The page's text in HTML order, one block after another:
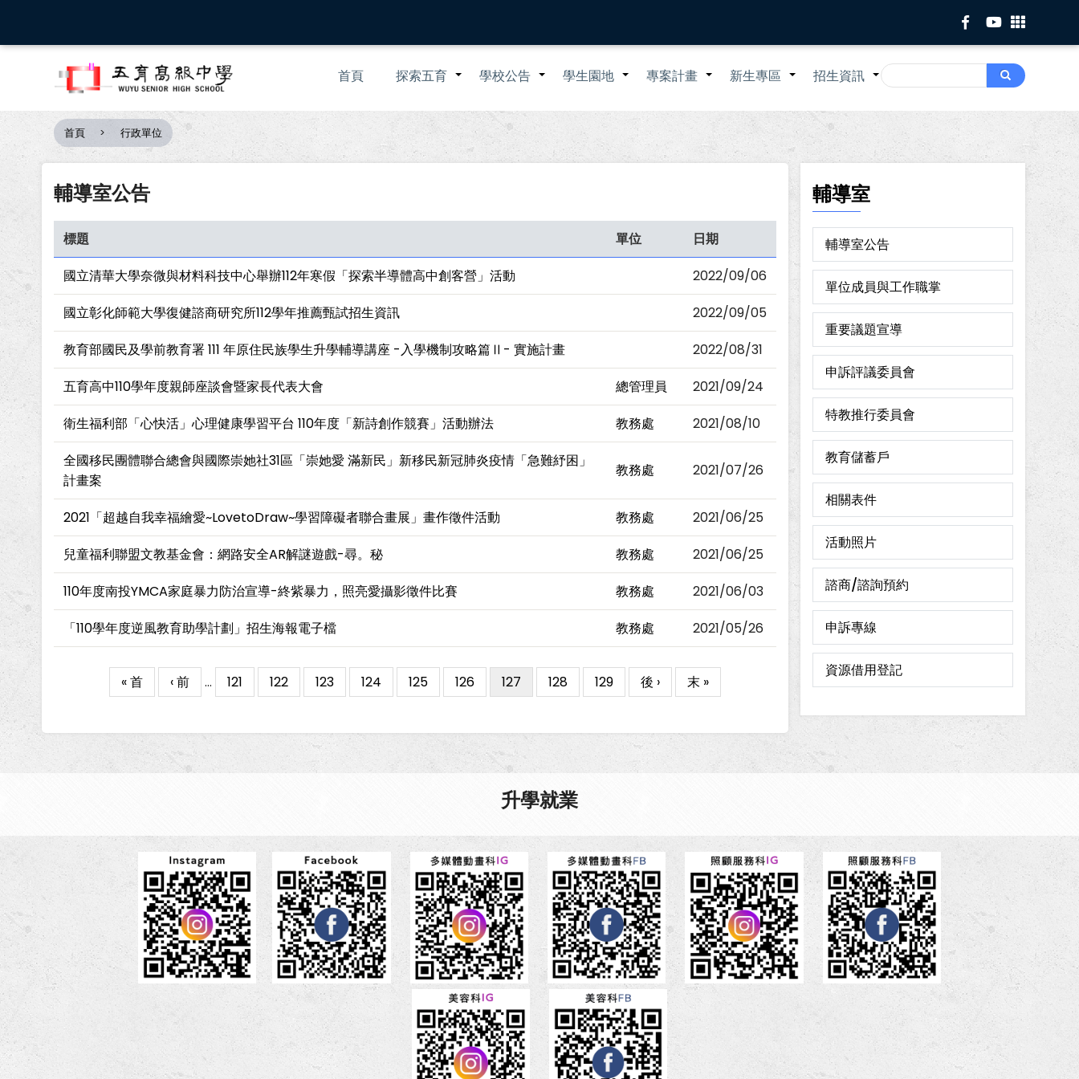
主
Search
Search
Main
navigation
首頁 +
探索五育 +
學校公告 +
學生園地 +
專案計畫 +
新生專區 +
招生資訊
導
航
結
首頁 行政單位
輔導室公告
標題 單位
日期
國立清華大學奈微與材料科技中心舉辦112年寒假「探索半導體高中創客營」活動
2022/09/06
國立彰化師範大學復健諮商研究所112學年推薦甄試招生資訊
2022/09/05
教育部國民及學前教育署 111 年原住民族學生升學輔導講座 -入學機制攻略篇Ⅱ- 實施計畫
2022/08/31
五育高中110學年度親師座談會暨家長代表大會
總管理員
2021/09/24
衛生福利部「心快活」心理健康學習平台 110年度「新詩創作競賽」活動辦法
教務處
2021/08/10
全國移民團體聯合總會與國際崇她社31區「崇她愛 滿新民」新移民新冠肺炎疫情「急難紓困」
計畫案
教務處 2021/07/26
2021「超越自我幸福繪愛~LovetoDraw~學習障礙者聯合畫展」畫作徵件活動 教務處
2021/06/25
兒童福利聯盟文教基金會：網路安全AR解謎遊戲-尋。秘
教務處
2021/06/25
110年度南投YMCA家庭暴力防治宣導-終紫暴力，照亮愛攝影徵件比賽
教務處
2021/06/03
「110學年度逆風教育助學計劃」招生海報電子檔
教務處 2021/05/26
PaginationFirst
page
« 首
Previous
page
‹ 前 … Page
121 Page
122 Page
123 Page
124 Page
125 Page
126
目
前
面
127 Page
128 Page
129
下
一
後 ›
Last
page
末 »
輔導室
輔導室公告
單位成員與工作職掌
重要議題宣導
申訴評議委員會
特教推行委員會
教育儲蓄戶
相關表件
活動照片
諮商/諮詢預約
申訴專線
資源借用登記
升學就業